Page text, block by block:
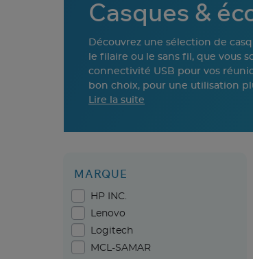
Casques &
Découvrez une sélection de
le filaire ou le sans fil, que vous
connectivité USB pour vos
bon choix, pour une utilisation
Lire la suite
MARQUE
HP INC.
Lenovo
Logitech
MCL-SAMAR